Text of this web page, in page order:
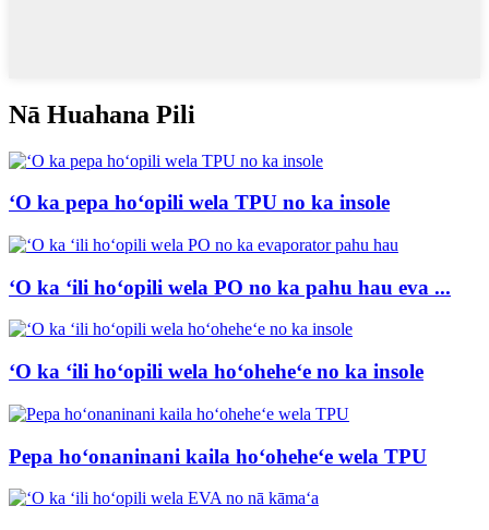
Nā Huahana Pili
ʻO ka pepa hoʻopili wela TPU no ka insole
ʻO ka ʻili hoʻopili wela PO no ka pahu hau eva ...
ʻO ka ʻili hoʻopili wela hoʻoheheʻe no ka insole
Pepa hoʻonaninani kaila hoʻoheheʻe wela TPU